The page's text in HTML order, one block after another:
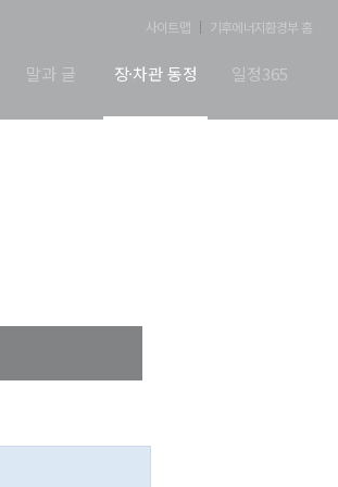
사이트맵 기후에너지환경부 홈
말과 글 장·차관 동정 일정365